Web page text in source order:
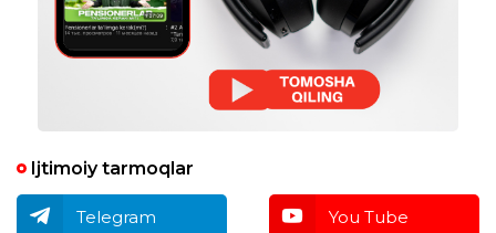
Ijtimoiy tarmoqlar
Telegram You Tube